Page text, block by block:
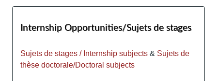
Internship Opportunities/Sujets de stages
Sujets de stages / Internship subjects & Sujets de
thèse doctorale/Doctoral subjects